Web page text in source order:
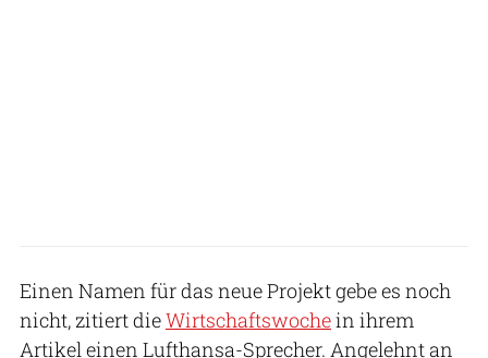
Einen Namen für das neue Projekt gebe es noch
nicht, zitiert dieWirtschaftswochein ihrem
Artikel einen Lufthansa-Sprecher. Angelehnt an